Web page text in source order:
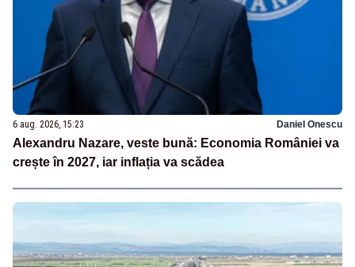
6 aug. 2026, 15:23 Daniel Onescu
Alexandru Nazare, veste bună: Economia României va
crește în 2027, iar inflația va scădea